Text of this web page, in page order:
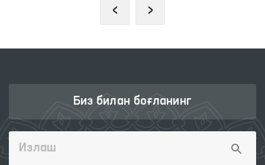
‹ ›
Биз билан боғланинг